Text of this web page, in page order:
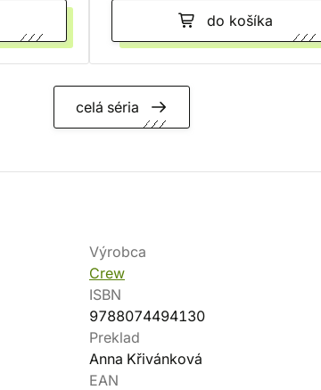
do košíka
celá séria
Výrobca
Crew
ISBN
9788074494130
Preklad
Anna Křivánková
EAN